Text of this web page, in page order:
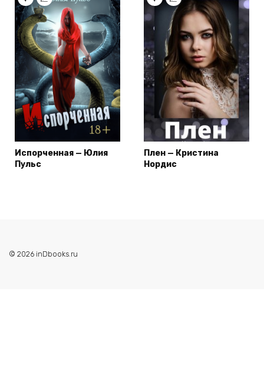
Испорченная — Юлия
Пульс
Плен — Кристина
Нордис
© 2026 inDbooks.ru